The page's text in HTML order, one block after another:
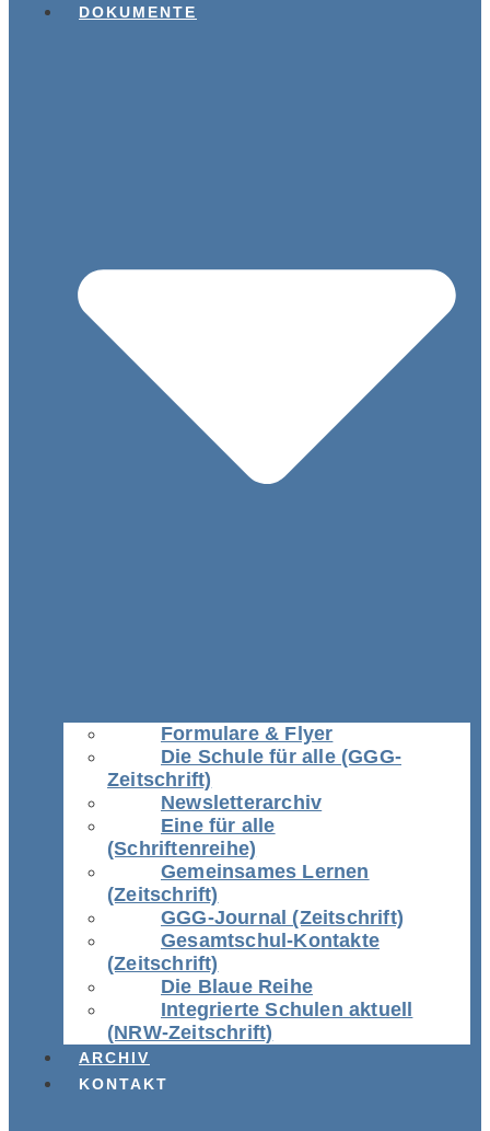
DOKUMENTE
Formulare & Flyer
Die Schule für alle (GGG-
Zeitschrift)
Newsletterarchiv
Eine für alle
(Schriftenreihe)
Gemeinsames Lernen
(Zeitschrift)
GGG-Journal (Zeitschrift)
Gesamtschul-Kontakte
(Zeitschrift)
Die Blaue Reihe
Integrierte Schulen aktuell
(NRW-Zeitschrift)
ARCHIV
KONTAKT